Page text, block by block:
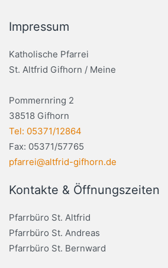
Impressum
Katholische Pfarrei
St. Altfrid Gifhorn / Meine
Pommernring 2
38518 Gifhorn
Tel: 05371/12864
Fax: 05371/57765
pfarrei@altfrid-gifhorn.de
Kontakte & Öffnungszeiten
Pfarrbüro St. Altfrid
Pfarrbüro St. Andreas
Pfarrbüro St. Bernward